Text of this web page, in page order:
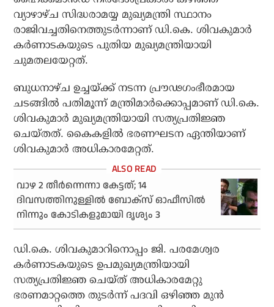
വ്യാഴാഴ്ച സിദ്ധരാമയ്യ മുഖ്യമന്ത്രി സ്ഥാനം
രാജിവച്ചതിനെത്തുടർന്നാണ് ഡി.കെ. ശിവകുമാർ
കർണാടകയുടെ പുതിയ മുഖ്യമന്ത്രിയായി
ചുമതലയേറ്റത്.
ബുധനാഴ്ച ഉച്ചയ്ക്ക് നടന്ന പ്രൗഢഗംഭീരമായ
ചടങ്ങിൽ പതിമൂന്ന് മന്ത്രിമാർക്കൊപ്പമാണ് ഡി.കെ.
ശിവകുമാർ മുഖ്യമന്ത്രിയായി സത്യപ്രതിജ്ഞ
ചെയ്തത്. കൈകളിൽ ഭരണഘടന ഏന്തിയാണ്
ശിവകുമാർ അധികാരമേറ്റത്.
വാഴ 2 തീര്‍ന്നെന്നാ കേട്ടത്; 14
ദിവസത്തിനുള്ളില്‍ ബോക്‌സ് ഓഫീസില്‍
നിന്നും കോടികളുമായി ദൃശ്യം 3
ഡി.കെ. ശിവകുമാറിനൊപ്പം ജി. പരമേശ്വര
കർണാടകയുടെ ഉപമുഖ്യമന്ത്രിയായി
സത്യപ്രതിജ്ഞ ചെയ്ത് അധികാരമേറ്റു
ഭരണമാറ്റത്തെ തുടർന്ന് പദവി ഒഴിഞ്ഞ മുൻ